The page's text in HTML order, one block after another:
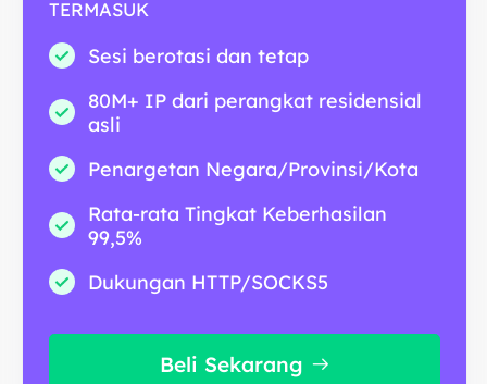
TERMASUK
Sesi berotasi dan tetap
80M+ IP dari perangkat residensial
asli
Penargetan Negara/Provinsi/Kota
Rata-rata Tingkat Keberhasilan
99,5%
Dukungan HTTP/SOCKS5
Beli Sekarang